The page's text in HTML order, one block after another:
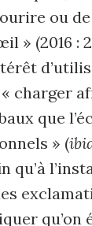
ou
» (2016 :
charger
que
» (
qu’à
qu’on